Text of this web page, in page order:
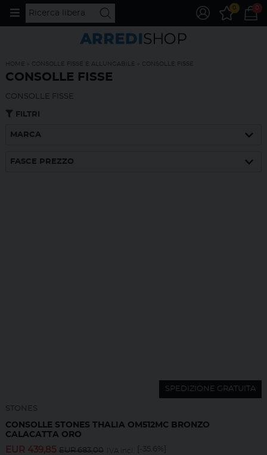
0
0
HOME CONSOLLE FISSE E ALLUNGABILE CONSOLLE FISSE
CONSOLLE FISSE
CONSOLLE FISSE
FILTRI
MARCA
FASCE PREZZO
SPEDIZIONE GRATUITA
STONES
CONSOLLE STONES THALIA OM512MC BRONZO
CALACATTA ORO
EUR 439,85 EUR683,00 IVA incl. [-35.6%]